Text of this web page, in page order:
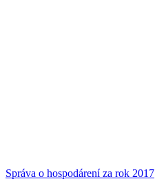
Správa o hospodárení za rok 2017